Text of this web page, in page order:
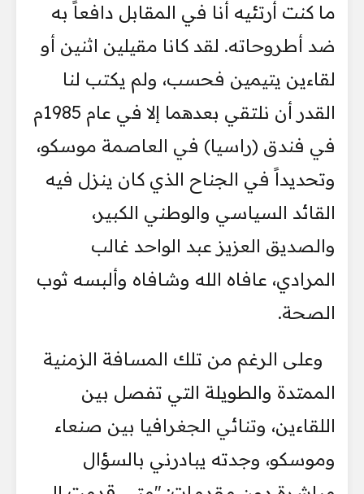
ما كنت أرتئيه أنا في المقابل دافعاً به
ضد أطروحاته. لقد كانا مقيلين اثنين أو
لقاءين يتيمين فحسب، ولم يكتب لنا
القدر أن نلتقي بعدهما إلا في عام 1985م
في فندق (راسيا) في العاصمة موسكو،
وتحديداً في الجناح الذي كان ينزل فيه
القائد السياسي والوطني الكبير،
والصديق العزيز عبد الواحد غالب
المرادي، عافاه الله وشافاه وألبسه ثوب
الصحة.
وعلى الرغم من تلك المسافة الزمنية
الممتدة والطويلة التي تفصل بين
اللقاءين، وتنائي الجغرافيا بين صنعاء
وموسكو، وجدته يبادرني بالسؤال